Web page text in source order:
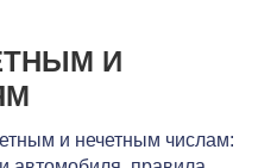
И
и нечетным числам: